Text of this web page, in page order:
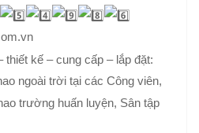
kế – cung cấp – lắp đặt:
ngoài trời tại các Công viên,
trường huấn luyện, Sân tập